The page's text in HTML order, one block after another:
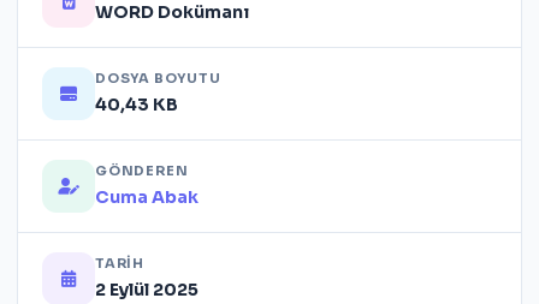
WORD Dokümanı
DOSYA BOYUTU
40,43 KB
GÖNDEREN
Cuma Abak
TARIH
2 Eylül 2025